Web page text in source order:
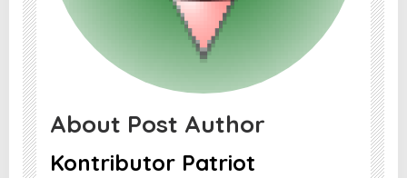
About Post Author
Kontributor Patriot